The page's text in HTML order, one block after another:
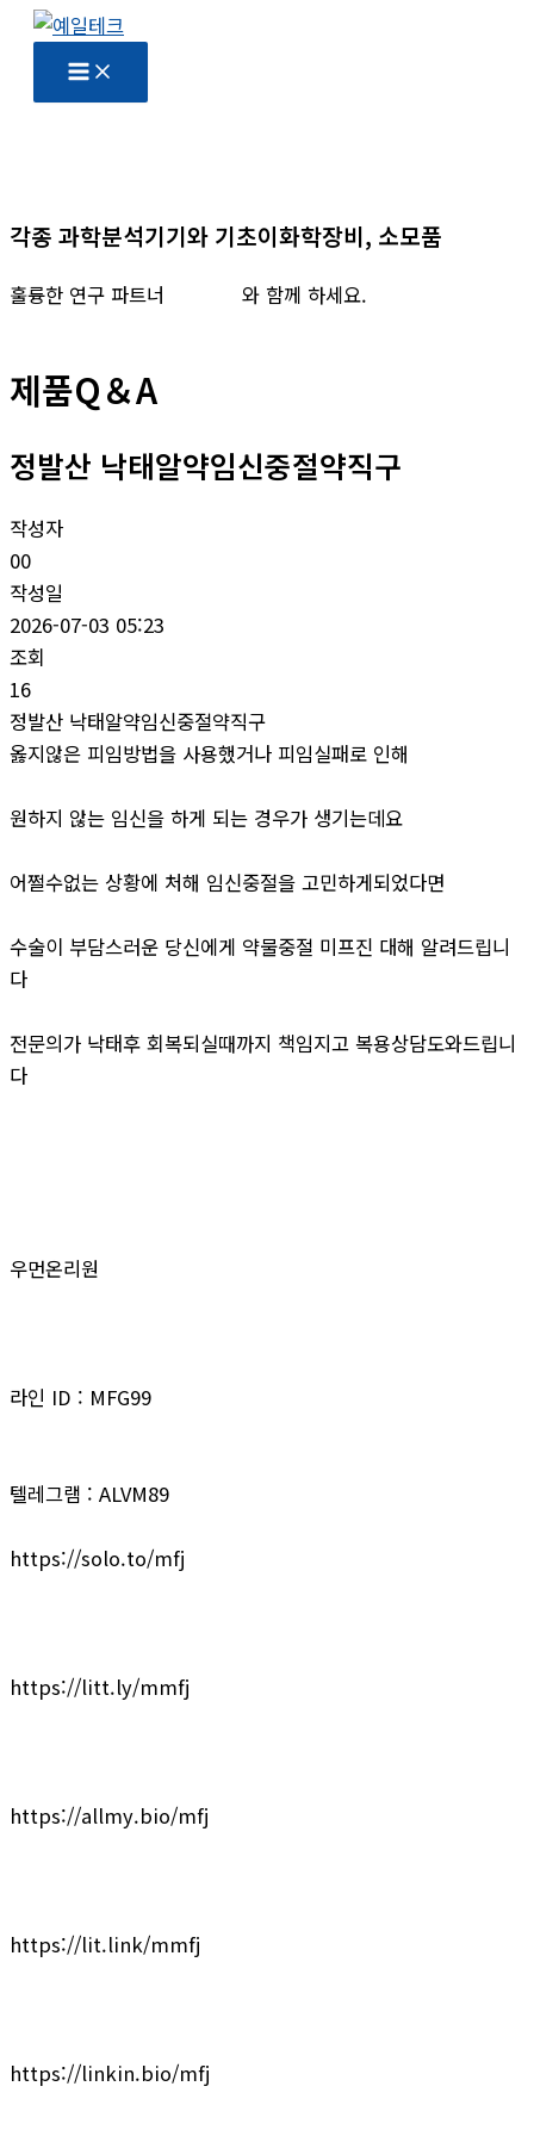
기
각종 과학분석기기와 기초이화학장비, 소모품
훌륭한 연구 파트너 와 함께 하세요.
제품Q＆A
정발산 낙태알약임신중절약직구
작성자
00
작성일
2026-07-03 05:23
조회
16
정발산 낙태알약임신중절약직구
옳지않은 피임방법을 사용했거나 피임실패로 인해
원하지 않는 임신을 하게 되는 경우가 생기는데요
어쩔수없는 상황에 처해 임신중절을 고민하게되었다면
수술이 부담스러운 당신에게 약물중절 미프진 대해 알려드립니
다
전문의가 낙태후 회복되실때까지 책임지고 복용상담도와드립니
다
우먼온리원
라인 ID : MFG99
텔레그램 : ALVM89
https://solo.to/mfj
https://litt.ly/mmfj
https://allmy.bio/mfj
https://lit.link/mmfj
https://linkin.bio/mfj